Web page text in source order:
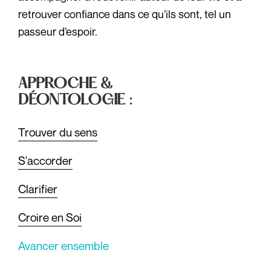
retrouver confiance dans ce qu’ils sont, tel un
passeur d’espoir.
APPROCHE &
DÉONTOLOGIE :
Trouver du sens
S'accorder
Clarifier
Croire en Soi
Avancer ensemble